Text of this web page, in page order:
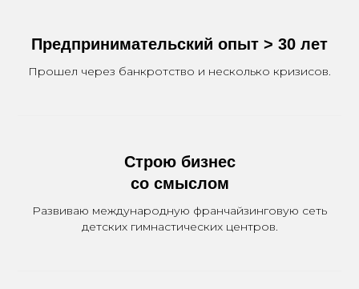
Предпринимательский опыт > 30 лет
Прошел через банкротство и несколько кризисов.
Строю бизнес
со смыслом
Развиваю международную франчайзинговую сеть
детских гимнастических центров.